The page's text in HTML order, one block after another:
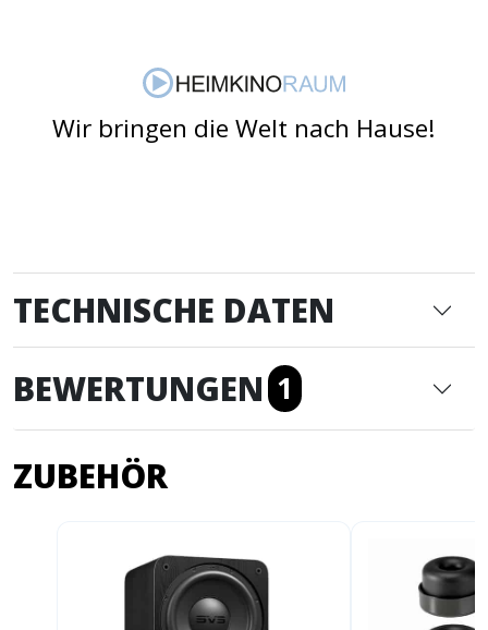
Wir bringen die Welt nach Hause!
TECHNISCHE DATEN
BEWERTUNGEN 1
ZUBEHÖR